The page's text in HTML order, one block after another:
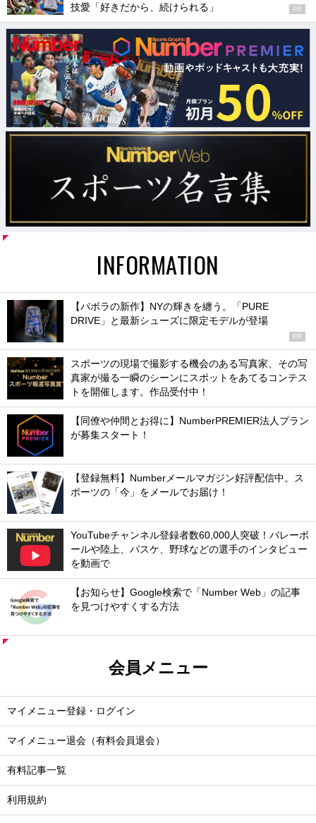
技愛「好きだから、続けられる」
PR
INFORMATION
【バボラの新作】NYの輝きを纏う。「PURE
DRIVE」と最新シューズに限定モデルが登場
PR
スポーツの現場で撮影する機会のある写真家、その写
真家が撮る一瞬のシーンにスポットをあてるコンテス
トを開催します。作品受付中！
【同僚や仲間とお得に】NumberPREMIER法人プラン
が募集スタート！
【登録無料】Numberメールマガジン好評配信中。ス
ポーツの「今」をメールでお届け！
YouTubeチャンネル登録者数60,000人突破！バレーボ
ールや陸上、バスケ、野球などの選手のインタビュー
を動画で
【お知らせ】Google検索で「Number Web」の記事
を見つけやすくする方法
会員メニュー
マイメニュー登録・ログイン
マイメニュー退会（有料会員退会）
有料記事一覧
利用規約